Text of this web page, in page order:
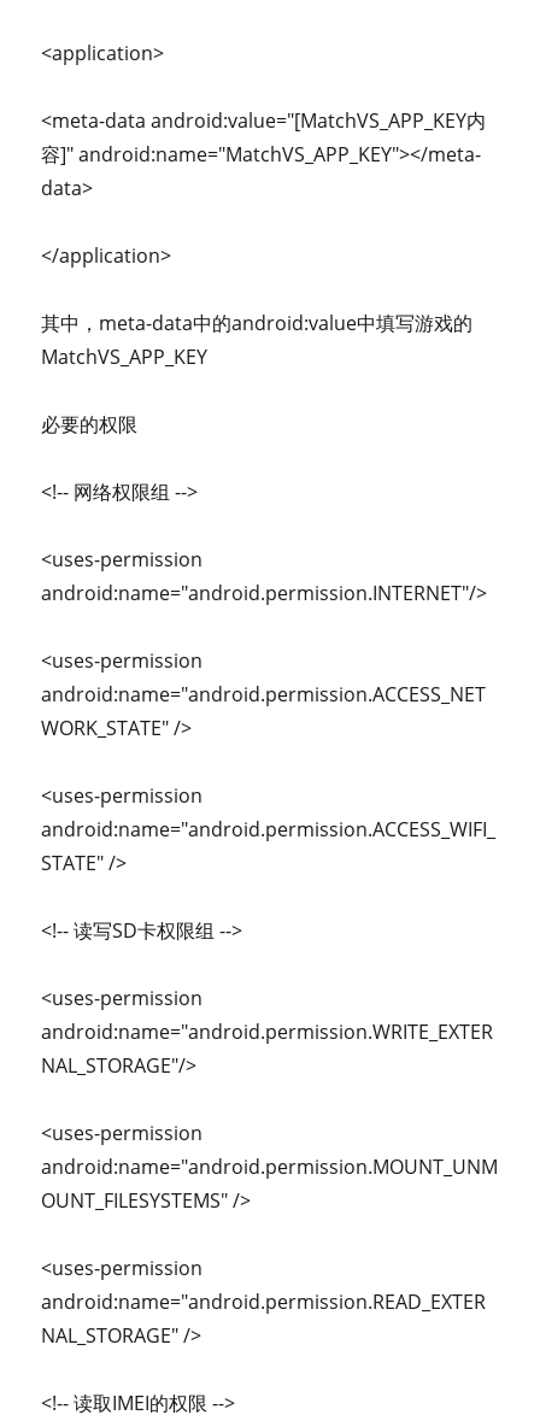
<application>
<meta-data android:value="[MatchVS_APP_KEY内
容]" android:name="MatchVS_APP_KEY"></meta-
data>
</application>
其中，meta-data中的android:value中填写游戏的
MatchVS_APP_KEY
必要的权限
<!-- 网络权限组 -->
<uses-permission
android:name="android.permission.INTERNET"/>
<uses-permission
android:name="android.permission.ACCESS_NET
WORK_STATE" />
<uses-permission
android:name="android.permission.ACCESS_WIFI_
STATE" />
<!-- 读写SD卡权限组 -->
<uses-permission
android:name="android.permission.WRITE_EXTER
NAL_STORAGE"/>
<uses-permission
android:name="android.permission.MOUNT_UNM
OUNT_FILESYSTEMS" />
<uses-permission
android:name="android.permission.READ_EXTER
NAL_STORAGE" />
<!-- 读取IMEI的权限 -->